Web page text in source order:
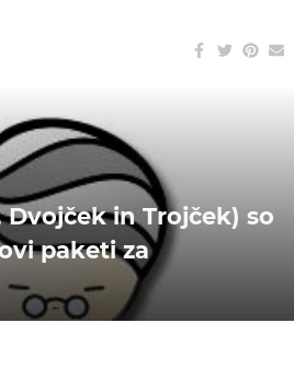
Dvojček in Trojček) so
paketi za